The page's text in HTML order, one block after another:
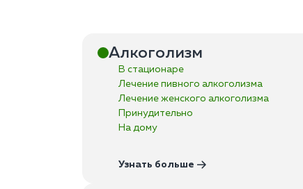
Алкоголизм
В стационаре
Лечение пивного алкоголизма
Лечение женского алкоголизма
Принудительно
На дому
Узнать больше